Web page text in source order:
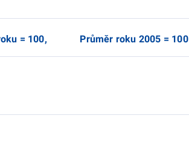
roku = 100, Průměr roku 2005 = 100